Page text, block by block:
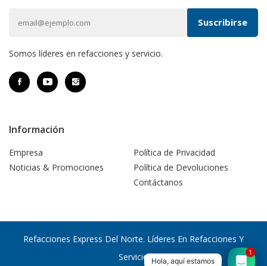
Somos líderes en refacciones y servicio.
Información
Empresa
Noticias & Promociones
Política de Privacidad
Política de Devoluciones
Contáctanos
Refacciones Express Del Norte. Líderes En Refacciones Y
Servicio Hola, aquí estamos
1